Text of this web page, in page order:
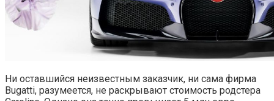
Ни оставшийся неизвестным заказчик, ни сама фирма
Bugatti, разумеется, не раскрывают стоимость родстера